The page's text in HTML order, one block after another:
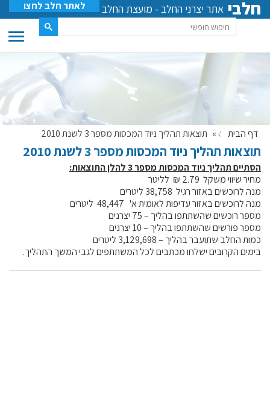
חלבי אתר יצרני החלב - מועצת החלב לאתר חלב לחצו
דף הבית » תוצאות תהליך ניוד המכסות מספר 3 לשנת 2010
תוצאות תהליך ניוד המכסות מספר 3 לשנת 2010
הסתיים תהליך ניוד המכסות מספר 3 להלן התוצאות:
מחיר שיווי משקל 2.79 ₪ לליטר
מנה לרוכשים באזור רגיל 38,758 ליטרים
מנה לרוכשים באזור עדיפות לאומית א' 48,447 ליטרים
מספר רוכשים שהשתתפו בהליך – 75 יצרנים
מספר פורשים שהשתתפו בהליך – 10 יצרנים
כמות החלב שתועבר בהליך – 3,129,698 ליטרים
בימים הקרובים ישלחו מכתבים לכל המשתתפים לגבי המשך התהליך.